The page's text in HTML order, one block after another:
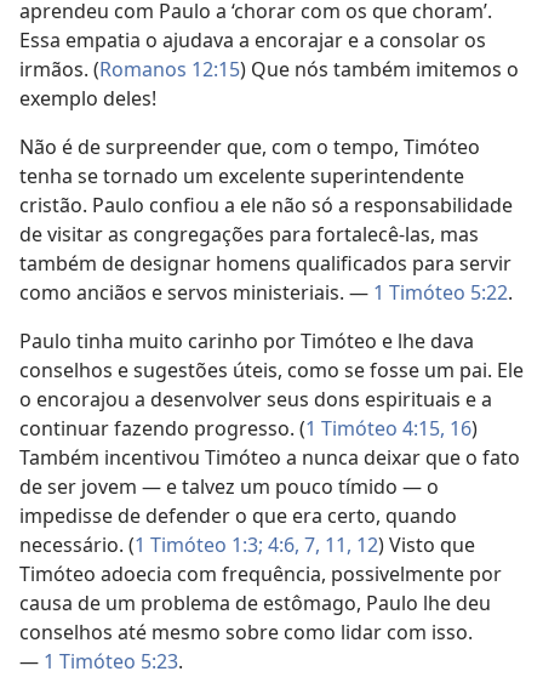
aprendeu com Paulo a ‘chorar com os que choram’.
Essa empatia o ajudava a encorajar e a consolar os
irmãos. (Romanos 12:15) Que nós também imitemos o
exemplo deles!
Não é de surpreender que, com o tempo, Timóteo
tenha se tornado um excelente superintendente
cristão. Paulo confiou a ele não só a responsabilidade
de visitar as congregações para fortalecê-las, mas
também de designar homens qualificados para servir
como anciãos e servos ministeriais. — 1 Timóteo 5:22.
Paulo tinha muito carinho por Timóteo e lhe dava
conselhos e sugestões úteis, como se fosse um pai. Ele
o encorajou a desenvolver seus dons espirituais e a
continuar fazendo progresso. (1 Timóteo 4:15, 16)
Também incentivou Timóteo a nunca deixar que o fato
de ser jovem — e talvez um pouco tímido — o
impedisse de defender o que era certo, quando
necessário. (1 Timóteo 1:3; 4:6, 7, 11, 12) Visto que
Timóteo adoecia com frequência, possivelmente por
causa de um problema de estômago, Paulo lhe deu
conselhos até mesmo sobre como lidar com isso.
— 1 Timóteo 5:23.